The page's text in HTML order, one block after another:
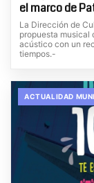
el marco de
La Dirección de
propuesta musical
acústico con un
tiempos.-
ACTUALIDAD